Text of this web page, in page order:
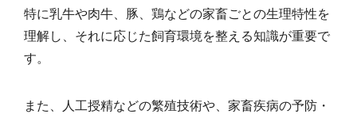
特に乳牛や肉牛、豚、鶏などの家畜ごとの生理特性を
理解し、それに応じた飼育環境を整える知識が重要で
す。
また、人工授精などの繁殖技術や、家畜疾病の予防・